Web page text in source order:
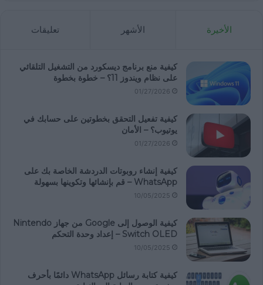
الأخيرة الأشهر تعليقات
كيفية منع برنامج ديسكورد من التشغيل التلقائي
على نظام ويندوز 11؟ – خطوة بخطوة
01/27/2026
كيفية تفعيل التحقق بخطوتين على حسابك في
يوتيوب؟ – الأمان
01/27/2026
كيفية إنشاء روبوتات الدردشة الخاصة بك على
WhatsApp – قم بإنشائها وتكوينها بسهولة
10/05/2025
كيفية الوصول إلى Google من جهاز Nintendo
Switch OLED – إعداد وحدة التحكم
10/05/2025
كيفية كتابة رسائل WhatsApp دائمًا بأحرف